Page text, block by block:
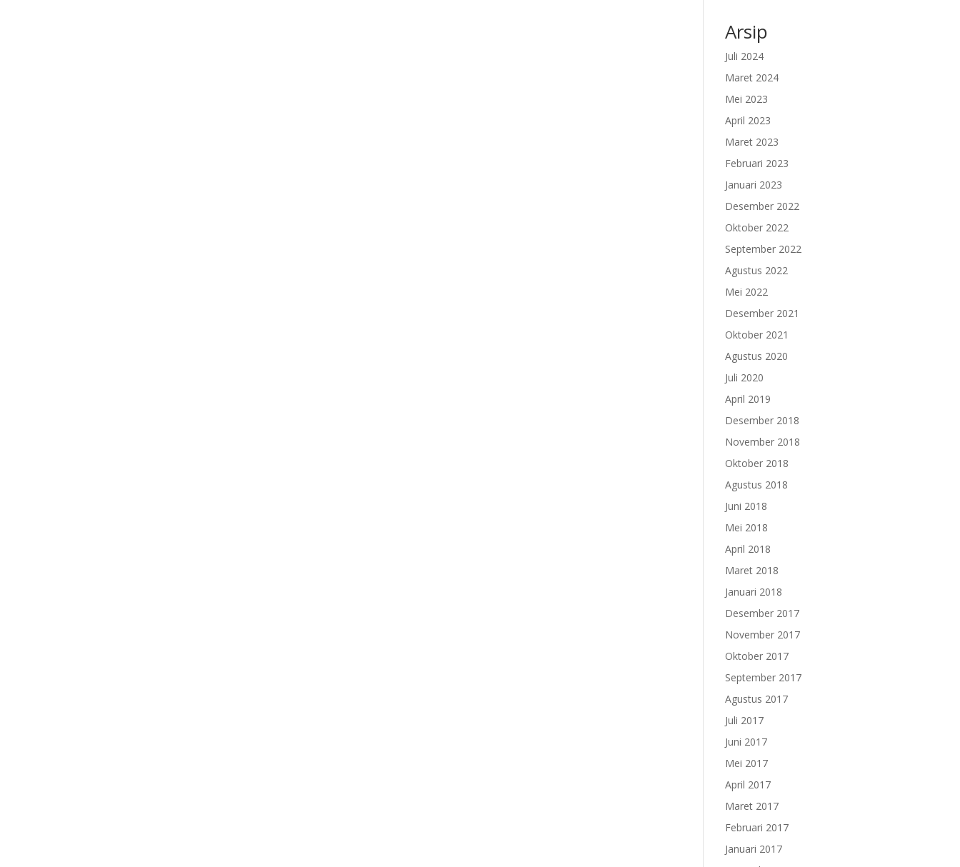
Arsip
Juli 2024
Maret 2024
Mei 2023
April 2023
Maret 2023
Februari 2023
Januari 2023
Desember 2022
Oktober 2022
September 2022
Agustus 2022
Mei 2022
Desember 2021
Oktober 2021
Agustus 2020
Juli 2020
April 2019
Desember 2018
November 2018
Oktober 2018
Agustus 2018
Juni 2018
Mei 2018
April 2018
Maret 2018
Januari 2018
Desember 2017
November 2017
Oktober 2017
September 2017
Agustus 2017
Juli 2017
Juni 2017
Mei 2017
April 2017
Maret 2017
Februari 2017
Januari 2017